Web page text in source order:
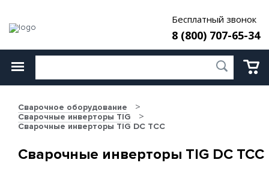
Бесплатный звонок
8 (800) 707-65-34
Сварочное оборудование
Сварочные инверторы TIG
Сварочные инверторы TIG DC ТСС
Сварочные инверторы TIG DC ТСС